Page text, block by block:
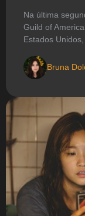
Na última
Guild of
Estados Unidos,
Bruna